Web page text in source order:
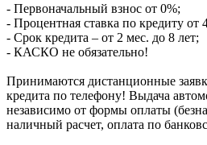
- Первоначальный взнос от 0%;
- Процентная ставка по кредиту от
- Срок кредита – от 2 мес. до 8 лет;
- КАСКО не обязательно!
Принимаются дистанционные
кредита по телефону! Выдача
независимо от формы оплаты
наличный расчет, оплата по